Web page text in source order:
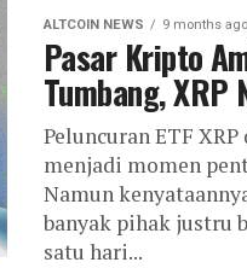
ALTCOIN NEWS 9 months ago
Pasar Kripto
Tumbang, XRP
Peluncuran ETF
menjadi momen
Namun
banyak pihak justru
satu hari...